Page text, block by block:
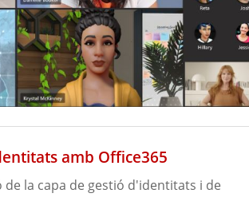
amb Office365
la capa de gestió d'identitats i de